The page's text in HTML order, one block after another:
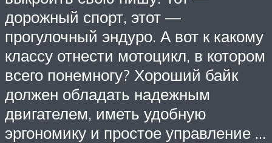
дорожный спорт, этот —
прогулочный эндуро. А вот к какому
классу отнести мотоцикл, в котором
всего понемногу? Хороший байк
должен обладать надежным
двигателем, иметь удобную
эргономику и простое управление …